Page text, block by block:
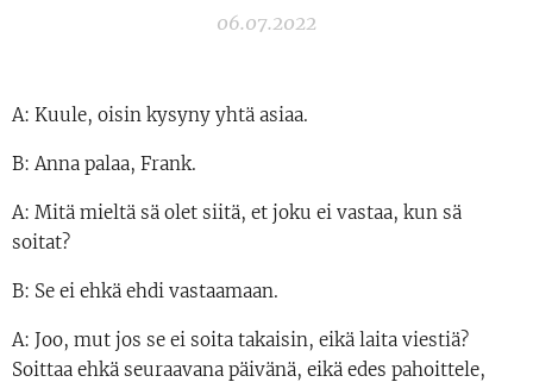
06.07.2022
A: Kuule, oisin kysyny yhtä asiaa.
B: Anna palaa, Frank.
A: Mitä mieltä sä olet siitä, et joku ei vastaa, kun sä
soitat?
B: Se ei ehkä ehdi vastaamaan.
A: Joo, mut jos se ei soita takaisin, eikä laita viestiä?
Soittaa ehkä seuraavana päivänä, eikä edes pahoittele,